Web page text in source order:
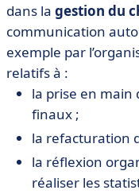
dans la gestion du
communication
exemple par
relatifs à :
la prise en
finaux ;
la refacturation
la réflexion
réaliser les